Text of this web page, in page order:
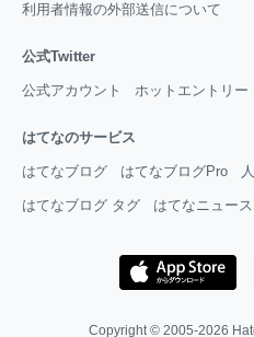
利用者情報の外部送信について
公式Twitter
公式アカウント ホットエントリー
はてなのサービス
はてなブログ はてなブログPro
はてなブログ タグ はてなニュース
Copyright © 2005-2026